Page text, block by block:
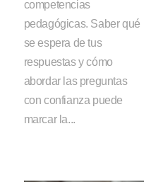
competencias
pedagógicas. Saber qué
se espera de tus
respuestas y cómo
abordar las preguntas
con confianza puede
marcar la...